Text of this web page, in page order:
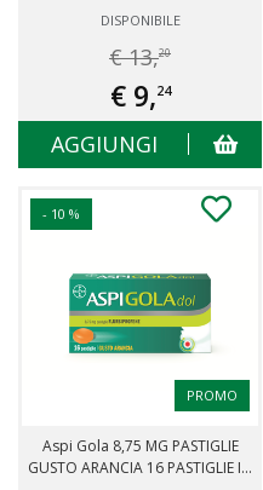
DISPONIBILE
€ 13,20
€ 9,24
AGGIUNGI
- 10 %
PROMO
Aspi Gola 8,75 MG PASTIGLIE
GUSTO ARANCIA 16 PASTIGLIE I...